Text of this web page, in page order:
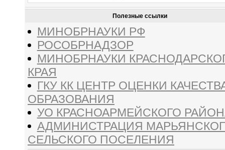
Полезные ссылки
МИНОБРНАУКИ РФ
РОСОБРНАДЗОР
МИНОБРНАУКИ
КРАЯ
ГКУ КК ЦЕНТР ОЦЕНКИ
ОБРАЗОВАНИЯ
УО КРАСНОАРМЕЙСКОГО
АДМИНИСТРАЦИЯ
СЕЛЬСКОГО ПОСЕЛЕНИЯ